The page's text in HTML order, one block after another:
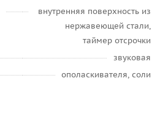
внутренняя поверхность из
нержавеющей стали,
таймер отсрочки
звуковая
ополаскивателя, соли